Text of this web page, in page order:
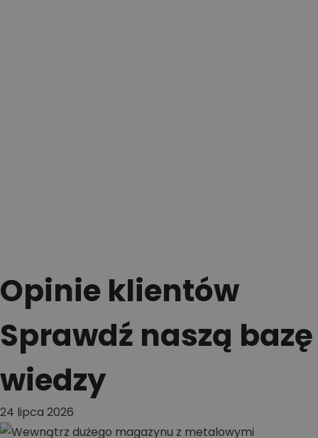
Opinie klientów
Sprawdź naszą bazę
wiedzy
24 lipca 2026